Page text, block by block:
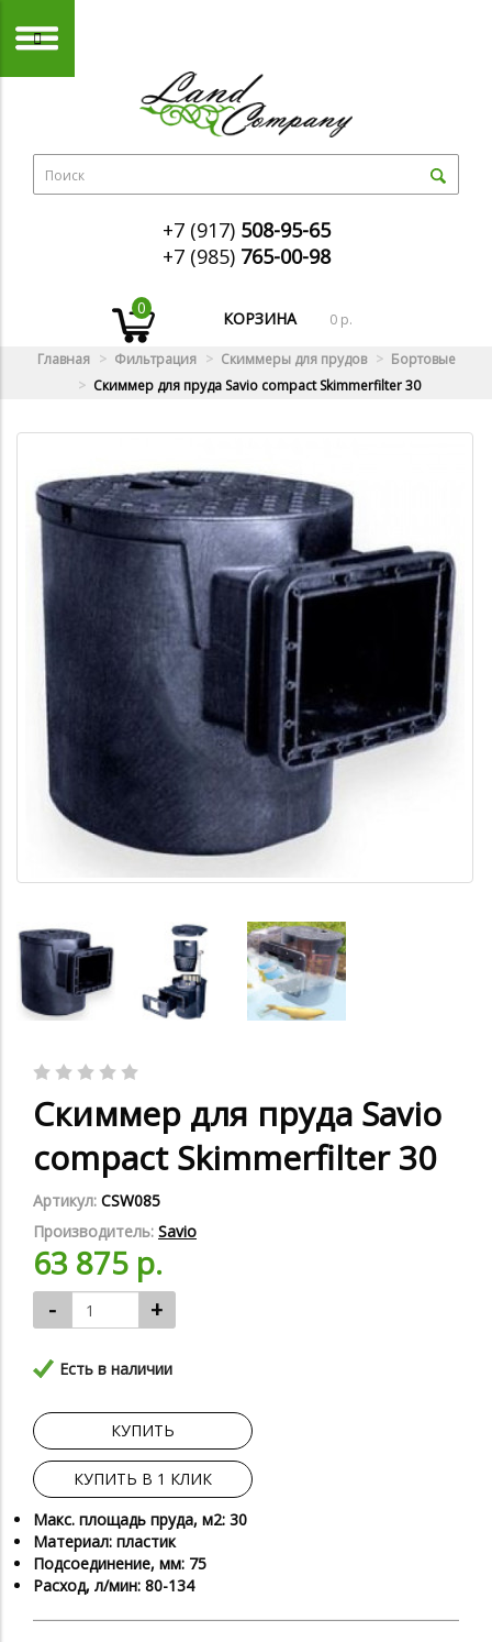
+7 (917) 508-95-65
+7 (985) 765-00-98
0
КОРЗИНА 0 р.
Главная Фильтрация Скиммеры для прудов
Бортовые
Скиммер для пруда Savio compact Skimmerfilter 30
Скиммер для пруда Savio
compact Skimmerfilter 30
Артикул: CSW085
Производитель: Savio
63 875 р.
- +
Есть в наличии
КУПИТЬ
КУПИТЬ В 1 КЛИК
Макс. площадь пруда, м2: 30
Материал: пластик
Подсоединение, мм: 75
Расход, л/мин: 80-134